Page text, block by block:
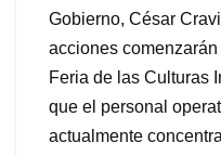
Gobierno, César
acciones
Feria de las Culturas
que el personal
actualmente